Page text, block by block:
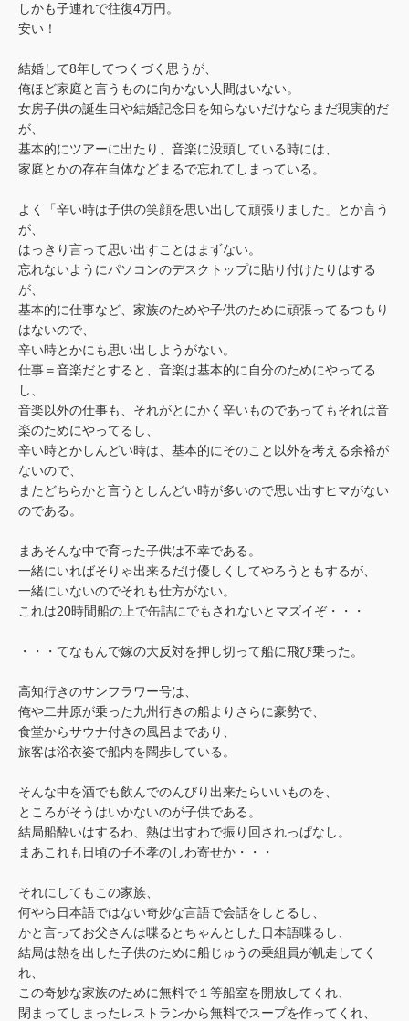
しかも子連れで往復4万円。
安い！
結婚して8年してつくづく思うが、
俺ほど家庭と言うものに向かない人間はいない。
女房子供の誕生日や結婚記念日を知らないだけならまだ現実的だ
が、
基本的にツアーに出たり、音楽に没頭している時には、
家庭とかの存在自体などまるで忘れてしまっている。
よく「辛い時は子供の笑顔を思い出して頑張りました」とか言う
が、
はっきり言って思い出すことはまずない。
忘れないようにパソコンのデスクトップに貼り付けたりはする
が、
基本的に仕事など、家族のためや子供のために頑張ってるつもり
はないので、
辛い時とかにも思い出しようがない。
仕事＝音楽だとすると、音楽は基本的に自分のためにやってる
し、
音楽以外の仕事も、それがとにかく辛いものであってもそれは音
楽のためにやってるし、
辛い時とかしんどい時は、基本的にそのこと以外を考える余裕が
ないので、
またどちらかと言うとしんどい時が多いので思い出すヒマがない
のである。
まあそんな中で育った子供は不幸である。
一緒にいればそりゃ出来るだけ優しくしてやろうともするが、
一緒にいないのでそれも仕方がない。
これは20時間船の上で缶詰にでもされないとマズイぞ・・・
・・・てなもんで嫁の大反対を押し切って船に飛び乗った。
高知行きのサンフラワー号は、
俺や二井原が乗った九州行きの船よりさらに豪勢で、
食堂からサウナ付きの風呂まであり、
旅客は浴衣姿で船内を闊歩している。
そんな中を酒でも飲んでのんびり出来たらいいものを、
ところがそうはいかないのが子供である。
結局船酔いはするわ、熱は出すわで振り回されっぱなし。
まあこれも日頃の子不孝のしわ寄せか・・・
それにしてもこの家族、
何やら日本語ではない奇妙な言語で会話をしとるし、
かと言ってお父さんは喋るとちゃんとした日本語喋るし、
結局は熱を出した子供のために船じゅうの乗組員が帆走してく
れ、
この奇妙な家族のために無料で１等船室を開放してくれ、
閉まってしまったレストランから無料でスープを作ってくれ、